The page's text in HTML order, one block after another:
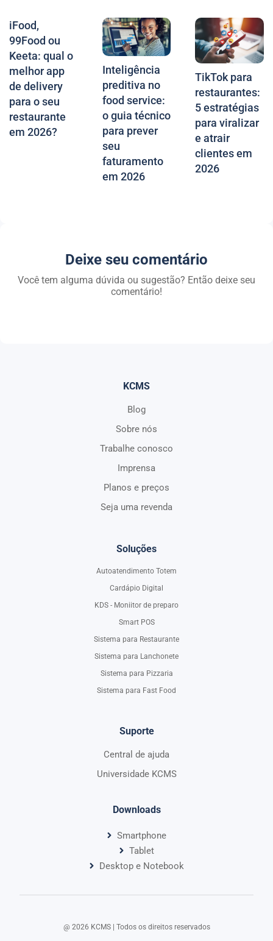
iFood,
99Food ou
Keeta: qual o
melhor app
de delivery
para o seu
restaurante
em 2026?
Inteligência
preditiva no
food service:
o guia técnico
para prever
seu
faturamento
em 2026
TikTok para
restaurantes:
5 estratégias
para viralizar
e atrair
clientes em
2026
Deixe seu comentário
Você tem alguma dúvida ou sugestão? Então deixe seu
comentário!
KCMS
Blog
Sobre nós
Trabalhe conosco
Imprensa
Planos e preços
Seja uma revenda
Soluções
Autoatendimento Totem
Cardápio Digital
KDS - Moniitor de preparo
Smart POS
Sistema para Restaurante
Sistema para Lanchonete
Sistema para Pizzaria
Sistema para Fast Food
Suporte
Central de ajuda
Universidade KCMS
Downloads
Smartphone
Tablet
Desktop e Notebook
@ 2026 KCMS | Todos os direitos reservados​